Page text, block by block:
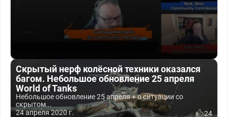
Скрытый нерф колёсной техники оказался
багом. Небольшое обновление 25 апреля
World of Tanks
Небольшое обновление 25 апреля + о ситуации cо
скрытом...
24 апреля 2020 г.
24